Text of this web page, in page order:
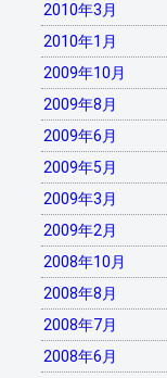
2010年3月
2010年1月
2009年10月
2009年8月
2009年6月
2009年5月
2009年3月
2009年2月
2008年10月
2008年8月
2008年7月
2008年6月